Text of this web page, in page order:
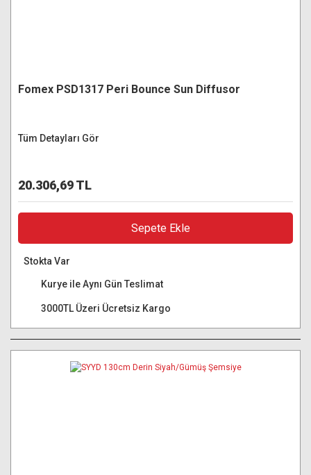
Fomex PSD1317 Peri Bounce Sun Diffusor
Tüm Detayları Gör
20.306,69 TL
Sepete Ekle
Stokta Var
Kurye ile Aynı Gün Teslimat
3000TL Üzeri Ücretsiz Kargo